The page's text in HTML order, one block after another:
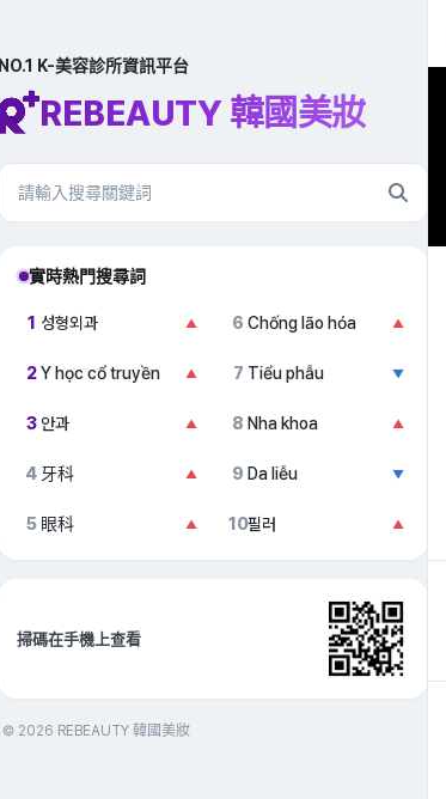
NO.1 K-美容診所資訊平台
REBEAUTY 韓國美妝
實時熱門搜尋詞
1 성형외과 ▲
2 Y học cổ truyền ▲
3 안과 ▲
4 牙科 ▲
5 眼科 ▲
6 Chống lão hóa ▲
7 Tiểu phẫu ▼
8 Nha khoa ▲
9 Da liễu ▼
10필러 ▲
掃碼在手機上查看
© 2026 REBEAUTY 韓國美妝